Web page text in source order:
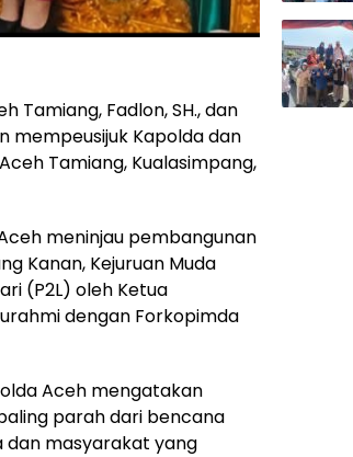
Tamiang, Fadlon, SH., dan
mempeusijuk Kapolda dan
Tamiang, Kualasimpang,
meninjau pembangunan
Kanan, Kejuruan Muda
(P2L) oleh Ketua
dengan Forkopimda
Aceh mengatakan
parah dari bencana
dan masyarakat yang